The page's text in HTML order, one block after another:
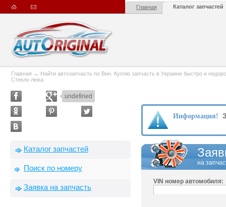
Главная Каталог запчастей
Главная → Найти автозапчасть по Вин. Куплю запчасть в Украине быстро и
Стекло люка
undefined
Каталог запчастей
Поиск по номеру
Заявка на запчасть
Информация!
на
VIN номер автомобиля: